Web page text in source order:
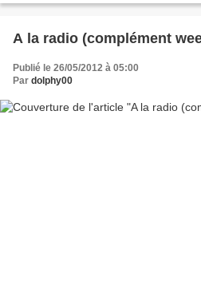
A la radio (complément
Publié le 26/05/2012 à 05:00
Par dolphy00